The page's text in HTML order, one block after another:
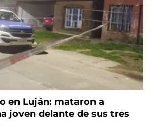
en Luján: mataron a
joven delante de sus tres